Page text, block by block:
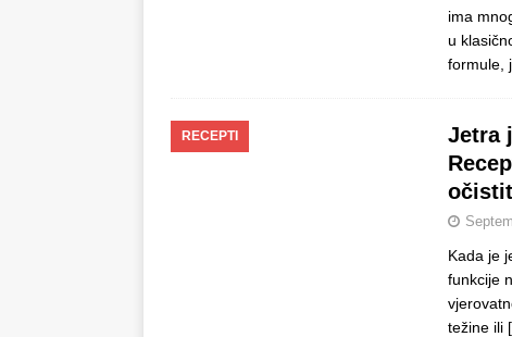
ima
u
formule,
RECEPTI
Jetra
Kada je
funkcije
tеžinе ili